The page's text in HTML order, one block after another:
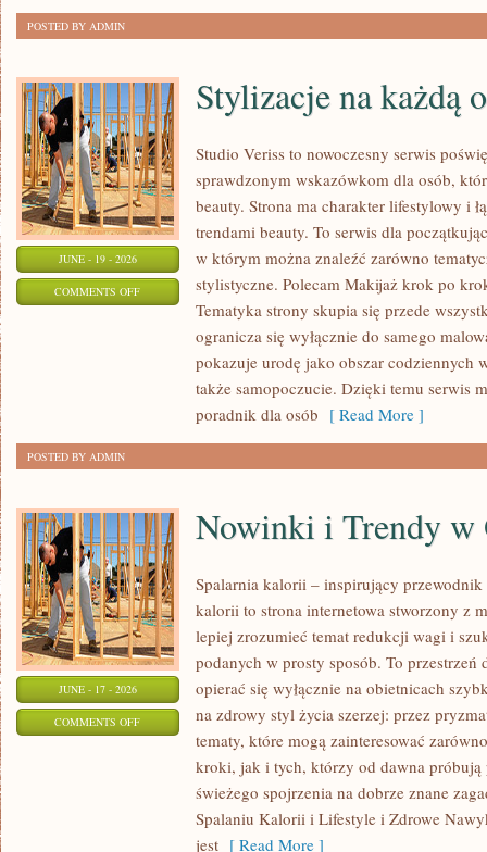
POSTED BY ADMIN
JUNE - 19 - 2026
COMMENTS OFFON
STYLIZACJE
Stylizacje na każdą
Studio Veriss to nowoczesny serwis
sprawdzonym wskazówkom dla osób,
beauty. Strona ma charakter lifestylowy i
trendami beauty. To serwis dla
w którym można znaleźć zarówno
stylistyczne. Polecam Makijaż krok po
Tematyka strony skupia się przede
ogranicza się wyłącznie do samego
pokazuje urodę jako obszar codziennych
także samopoczucie. Dzięki temu serwis
poradnik dla osób [ Read More ]
POSTED BY ADMIN
JUNE - 17 - 2026
COMMENTS OFFON
Nowinki i Trendy w
Spalarnia kalorii – inspirujący
kalorii to strona internetowa stworzony z
lepiej zrozumieć temat redukcji wagi i
podanych w prosty sposób. To
opierać się wyłącznie na obietnicach
na zdrowy styl życia szerzej: przez
tematy, które mogą zainteresować
kroki, jak i tych, którzy od dawna
świeżego spojrzenia na dobrze znane
Spalaniu Kalorii i Lifestyle i Zdrowe
jest [ Read More ]